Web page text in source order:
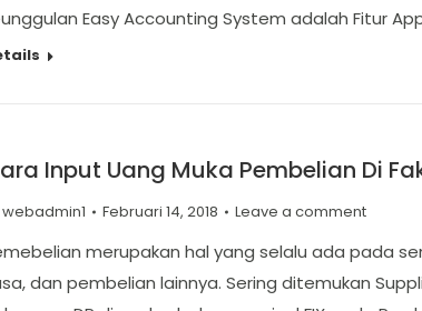
Easy Accounting System adalah Fitur
Input Uang Muka Pembelian Di
webadmin1 Februari 14, 2018 Leave a comment
merupakan hal yang selalu ada pada
dan pembelian lainnya. Sering ditemukan